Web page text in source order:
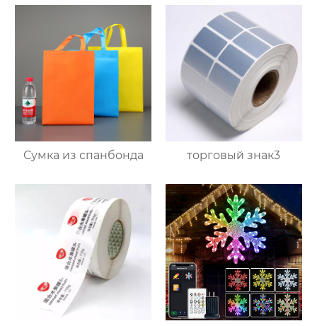
Сумка из спанбонда торговый знак3